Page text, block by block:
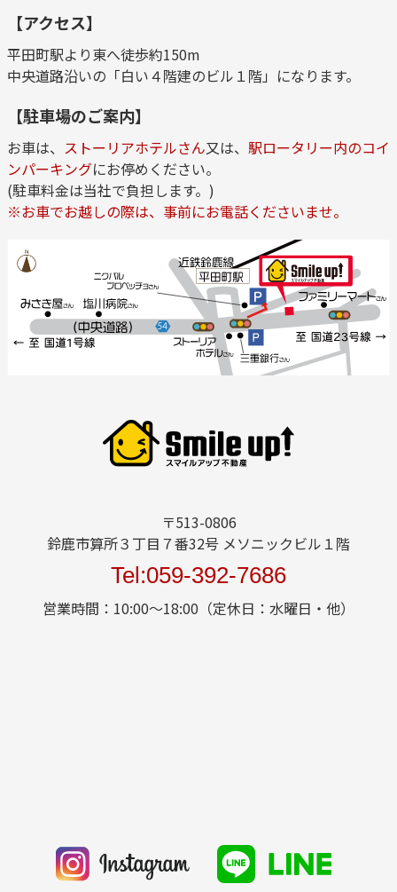
【アクセス】
平田町駅より東へ徒歩約150m
中央道路沿いの「白い４階建のビル１階」になります。
【駐車場のご案内】
お車は、 ストーリアホテルさん又は、 駅ロータリー内のコイ
ンパーキングにお停めください。
(駐車料金は当社で負担します。)
※お車でお越しの際は、事前にお電話くださいませ。
〒513-0806
鈴鹿市算所３丁目７番32号 メソニックビル１階
Tel:059-392-7686
営業時間：10:00～18:00（定休日：水曜日・他）